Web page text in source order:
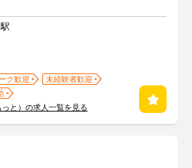
ク歓迎
未経験者歓迎
と）の求人一覧を見る